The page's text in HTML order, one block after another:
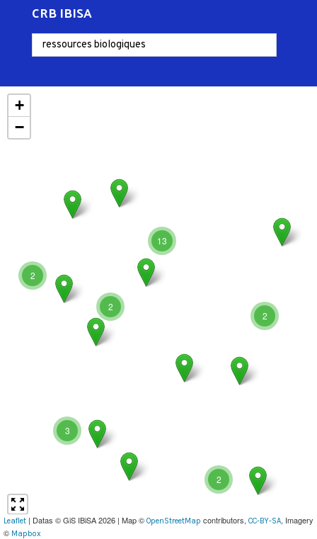
CRB IBISA
2
3
2
2
2
13
+
−
Leaflet | Datas © GiS IBiSA 2026 | Map © OpenStreetMap contributors, CC-BY-SA, Imagery
© Mapbox